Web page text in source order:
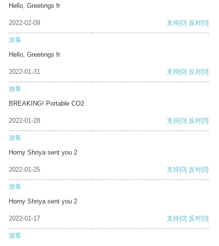
Hello, Greetings fr
2022-02-09 支持[0] 反对[0]
游客
Hello, Greetings fr
2022-01-31 支持[0] 反对[0]
游客
BREAKING! Portable CO2
2022-01-28 支持[0] 反对[0]
游客
Horny Shriya sent you 2
2022-01-25 支持[0] 反对[0]
游客
Horny Shriya sent you 2
2022-01-17 支持[0] 反对[0]
游客